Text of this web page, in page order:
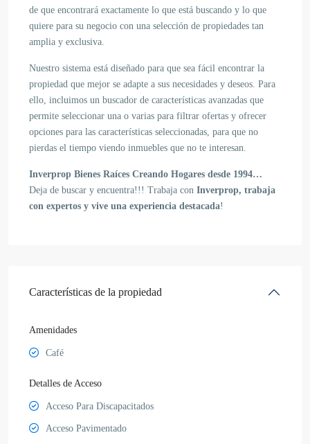
de que encontrará exactamente lo que está buscando y lo que
quiere para su negocio con una selección de propiedades tan
amplia y exclusiva.
Nuestro sistema está diseñado para que sea fácil encontrar la
propiedad que mejor se adapte a sus necesidades y deseos. Para
ello, incluimos un buscador de características avanzadas que
permite seleccionar una o varias para filtrar ofertas y ofrecer
opciones para las características seleccionadas, para que no
pierdas el tiempo viendo inmuebles que no te interesan.
Inverprop Bienes Raíces Creando Hogares desde 1994…
Deja de buscar y encuentra!!! Trabaja con Inverprop, trabaja
con expertos y vive una experiencia destacada!
Características de la propiedad
Amenidades
Café
Detalles de Acceso
Acceso Para Discapacitados
Acceso Pavimentado